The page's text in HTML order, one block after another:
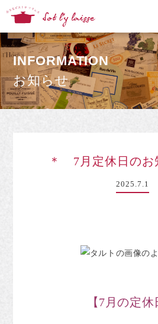
INFORMATION
お知らせ
＊ 7月定休日の
2025.7.1
【7 月の定休